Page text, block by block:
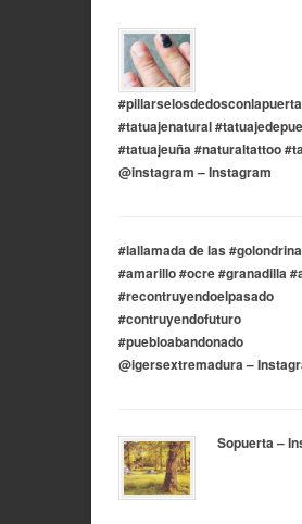
#pillarselosdedosconlapuerta
#tatuajenatural
#tatuajeuña #naturaltattoo
@instagram – Instagram
#lallamada de las
#amarillo #ocre #granadilla
#recontruyendoelpasado
#contruyendofuturo
#puebloabandonado
@igersextremadura –
Sopuerta –